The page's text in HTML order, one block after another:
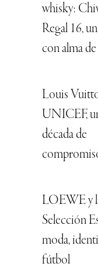
whisky:
Regal 16,
con alma
Louis
UNICEF,
década de
LOEWE y
Selección
moda,
fútbol